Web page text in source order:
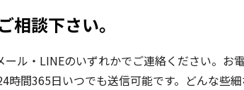
相談下さい。
ール・LINEのいずれかでご連絡ください。お
時間365日いつでも送信可能です。どんな些